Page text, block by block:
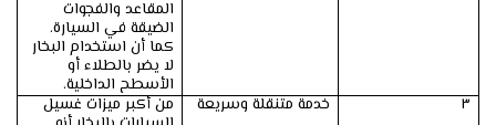
المقاعد والفجوات
الضيقة في السيارة.
كما أن استخدام البخار
لا يضر بالطلاء أو
الأسطح الداخلية.
٣
خدمة متنقلة وسريعة من أكبر ميزات غسيل